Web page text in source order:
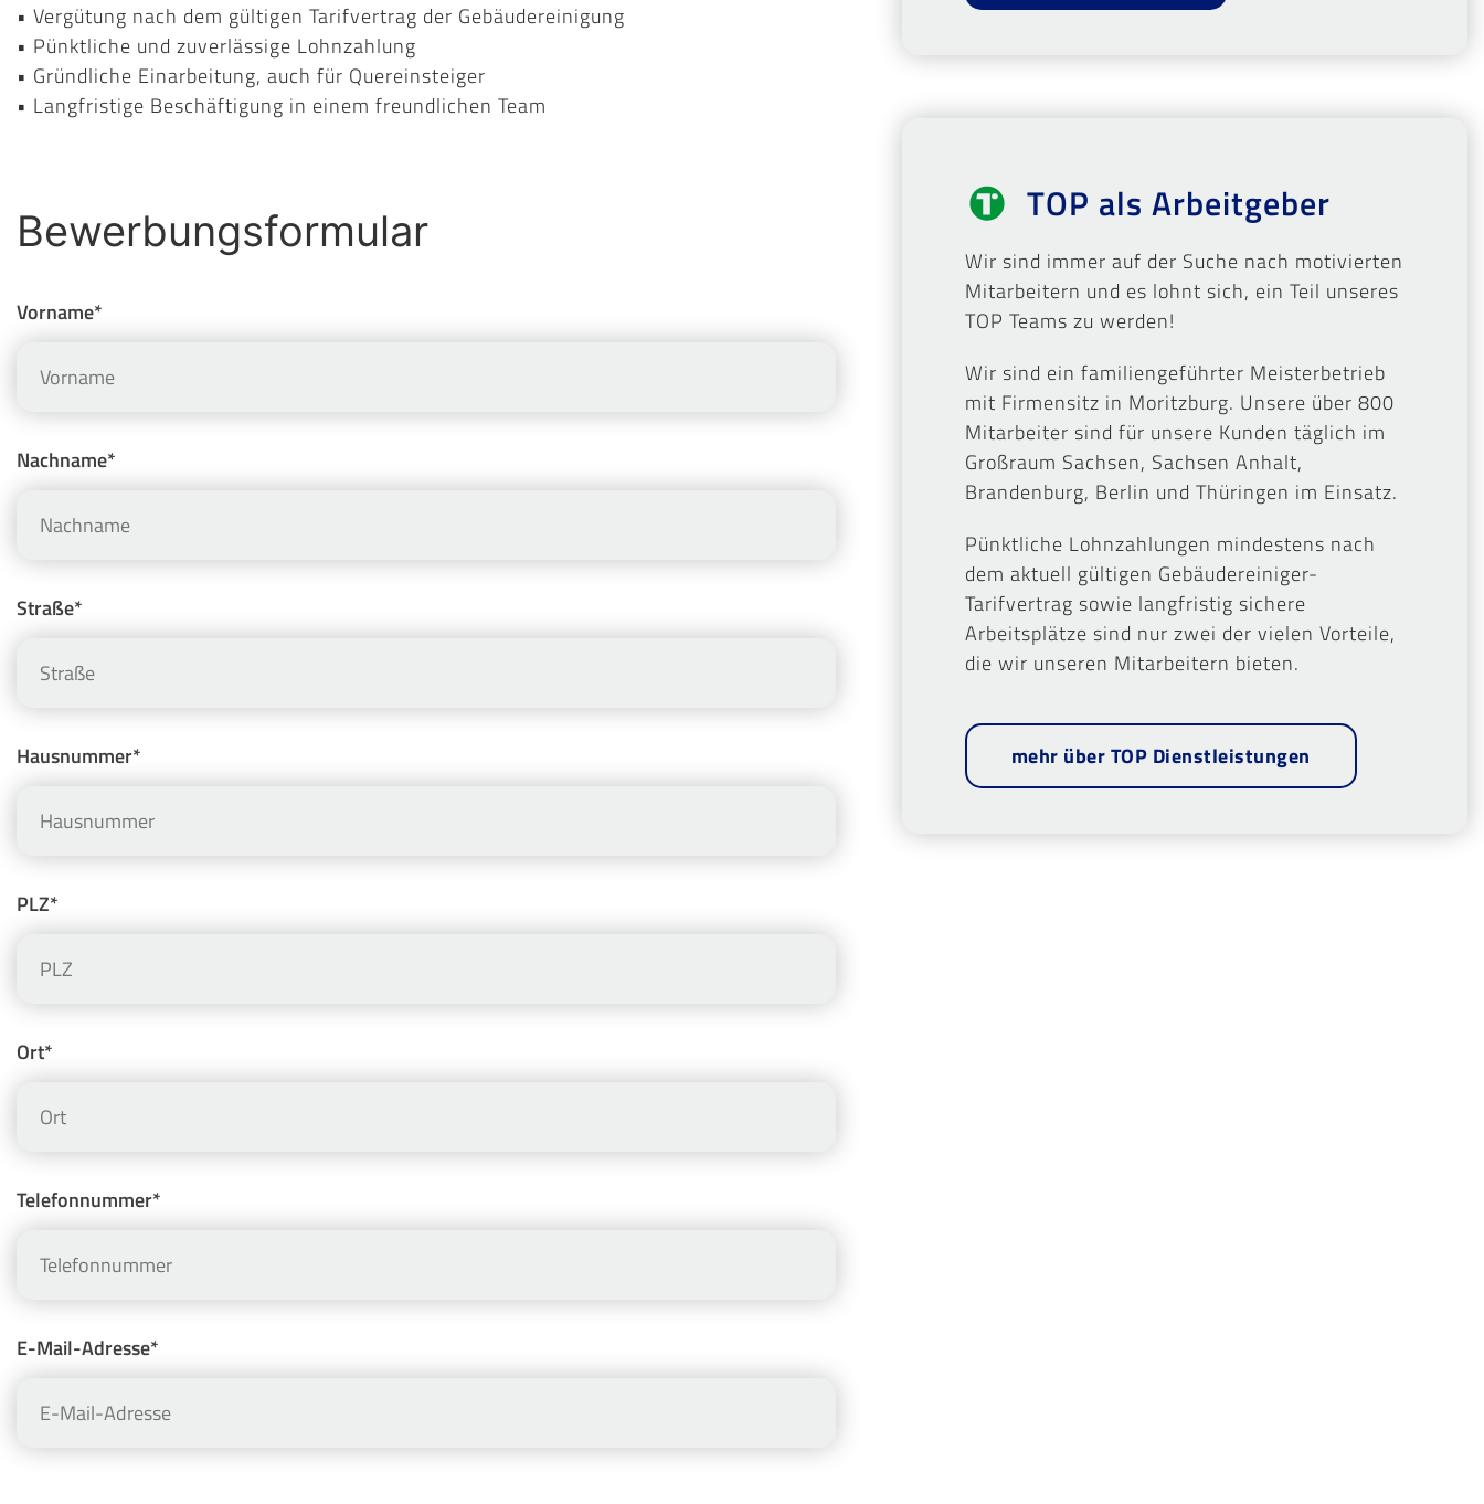
• Vergütung nach dem gültigen Tarifvertrag der Gebäudereinigung
• Pünktliche und zuverlässige Lohnzahlung
• Gründliche Einarbeitung, auch für Quereinsteiger
• Langfristige Beschäftigung in einem freundlichen Team
Bewerbungsformular
Vorname*
Nachname*
Straße*
Hausnummer*
PLZ*
Ort*
Telefonnummer*
E-Mail-Adresse*
TOP als Arbeitgeber
Wir sind immer auf der Suche nach motivierten
Mitarbeitern und es lohnt sich, ein Teil unseres
TOP Teams zu werden!
Wir sind ein familiengeführter Meisterbetrieb
mit Firmensitz in Moritzburg. Unsere über 800
Mitarbeiter sind für unsere Kunden täglich im
Großraum Sachsen, Sachsen Anhalt,
Brandenburg, Berlin und Thüringen im Einsatz.
Pünktliche Lohnzahlungen mindestens nach
dem aktuell gültigen Gebäudereiniger-
Tarifvertrag sowie langfristig sichere
Arbeitsplätze sind nur zwei der vielen Vorteile,
die wir unseren Mitarbeitern bieten.
mehr über TOP Dienstleistungen